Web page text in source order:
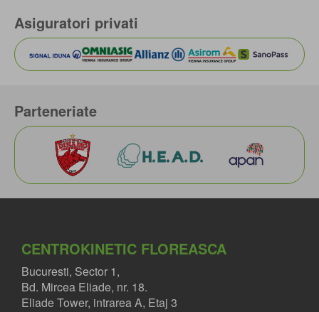
Asiguratori privati
Parteneriate
CENTROKINETIC FLOREASCA
Bucuresti, Sector 1,
Bd. Mircea Eliade, nr. 18.
Eliade Tower, intrarea A, Etaj 3